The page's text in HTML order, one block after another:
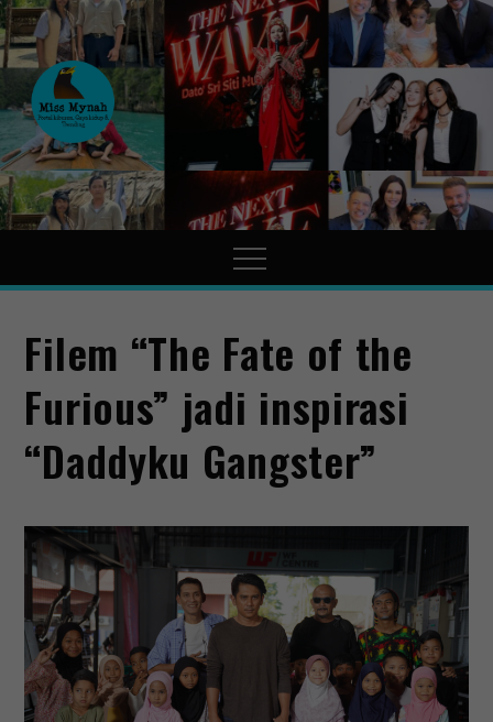
MissMynah
Portal Hiburan, Gaya Hidup
& Trending
Filem “The Fate of the
Furious” jadi inspirasi
“Daddyku Gangster”